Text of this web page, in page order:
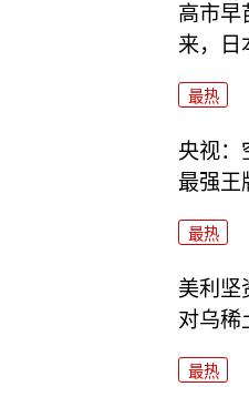
高市早
来，日
最热
央视：
最强王
最热
美利坚
对乌稀
最热